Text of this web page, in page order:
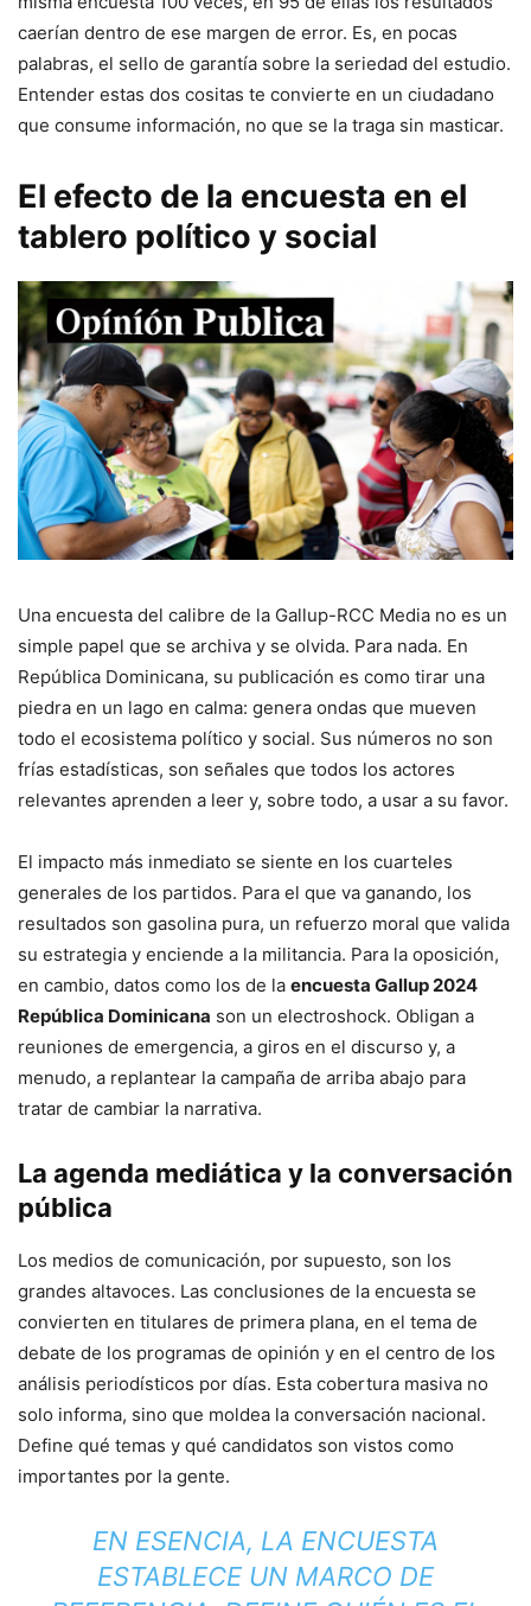
caerían dentro de ese margen de error. Es, en pocas
palabras, el sello de garantía sobre la seriedad del estudio.
Entender estas dos cositas te convierte en un ciudadano
que consume información, no que se la traga sin masticar.
El efecto de la encuesta en el
tablero político y social
Una encuesta del calibre de la Gallup-RCC Media no es un
simple papel que se archiva y se olvida. Para nada. En
República Dominicana, su publicación es como tirar una
piedra en un lago en calma: genera ondas que mueven
todo el ecosistema político y social. Sus números no son
frías estadísticas, son señales que todos los actores
relevantes aprenden a leer y, sobre todo, a usar a su favor.
El impacto más inmediato se siente en los cuarteles
generales de los partidos. Para el que va ganando, los
resultados son gasolina pura, un refuerzo moral que valida
su estrategia y enciende a la militancia. Para la oposición,
en cambio, datos como los de la encuesta Gallup 2024
República Dominicana son un electroshock. Obligan a
reuniones de emergencia, a giros en el discurso y, a
menudo, a replantear la campaña de arriba abajo para
tratar de cambiar la narrativa.
La agenda mediática y la conversación
pública
Los medios de comunicación, por supuesto, son los
grandes altavoces. Las conclusiones de la encuesta se
convierten en titulares de primera plana, en el tema de
debate de los programas de opinión y en el centro de los
análisis periodísticos por días. Esta cobertura masiva no
solo informa, sino que moldea la conversación nacional.
Define qué temas y qué candidatos son vistos como
importantes por la gente.
EN ESENCIA, LA ENCUESTA
ESTABLECE UN MARCO DE